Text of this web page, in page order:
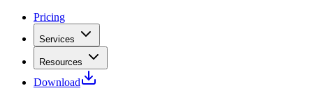
Pricing
Services
Resources
Download